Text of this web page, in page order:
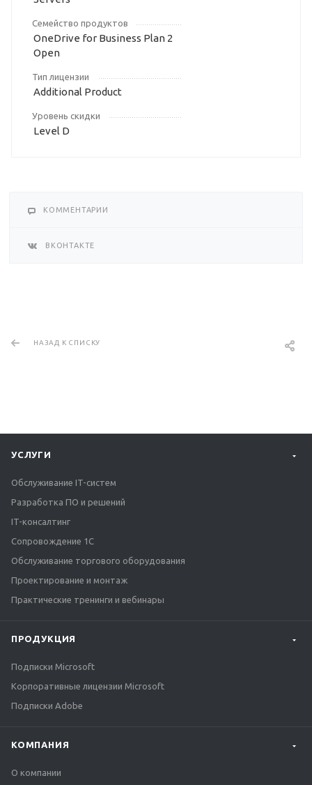
Семейство продуктов
OneDrive for Business Plan 2
Open
Тип лицензии
Additional Product
Уровень скидки
Level D
КОММЕНТАРИИ
ВКОНТАКТЕ
НАЗАД К СПИСКУ
УСЛУГИ
Обслуживание IT-систем
Разработка ПО и решений
IT-консалтинг
Сопровождение 1С
Обслуживание торгового оборудования
Проектирование и монтаж
Практические тренинги и вебинары
ПРОДУКЦИЯ
Подписки Microsoft
Корпоративные лицензии Microsoft
Подписки Adobe
КОМПАНИЯ
О компании